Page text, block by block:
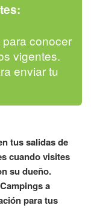
conocer
vigentes.
enviar tu
tus salidas de
cuando visites
su dueño.
a
para tus